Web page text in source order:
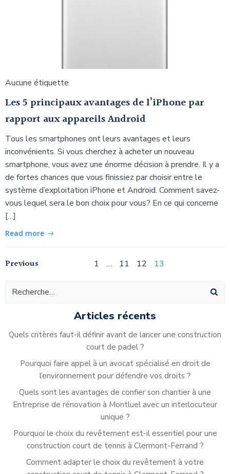
Aucune étiquette
Les 5 principaux avantages de l’iPhone par
rapport aux appareils Android
Tous les smartphones ont leurs avantages et leurs
inconvénients. Si vous cherchez à acheter un nouveau
smartphone, vous avez une énorme décision à prendre. Il y a
de fortes chances que vous finissiez par choisir entre le
système d’exploitation iPhone et Android. Comment savez-
vous lequel sera le bon choix pour vous? En ce qui concerne
[…]
Read more
Navigation
des
articles
Previous Navigation
des
articles
Page
1 … Page
11 Page
12 Page
13
Articles récents
Quels critères faut-il définir avant de lancer une construction
court de padel ?
Pourquoi faire appel à un avocat spécialisé en droit de
l’environnement pour défendre vos droits ?
Quels sont les avantages de confier son chantier à une
Entreprise de rénovation à Montluel avec un interlocuteur
unique ?
Pourquoi le choix du revêtement est-il essentiel pour une
construction court de tennis à Clermont-Ferrand ?
Comment adapter le choix du revêtement à votre